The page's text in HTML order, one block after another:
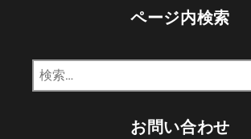
ページ内検索
検
索:
お問い合わせ